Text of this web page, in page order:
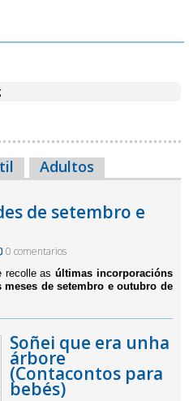
Adultos
de setembro e
0 comentarios
recolle as últimas incorporacións
de setembro e outubro de
Soñei que era unha
árbore
(Contacontos para
bebés)